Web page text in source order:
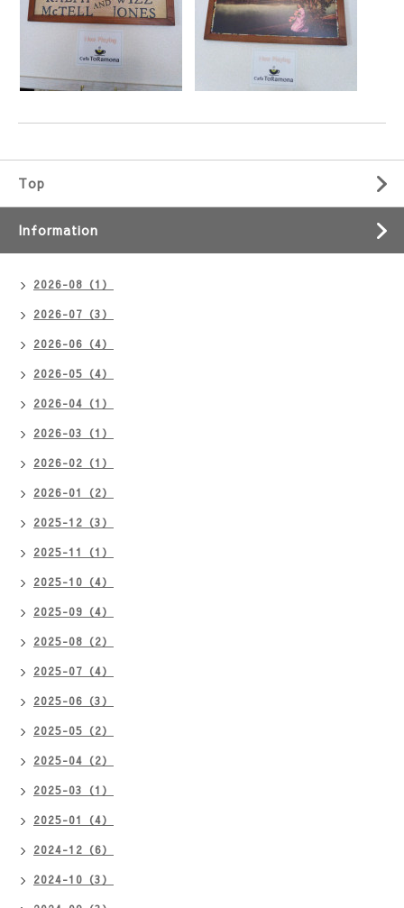
Top
Information
2026-08（1）
2026-07（3）
2026-06（4）
2026-05（4）
2026-04（1）
2026-03（1）
2026-02（1）
2026-01（2）
2025-12（3）
2025-11（1）
2025-10（4）
2025-09（4）
2025-08（2）
2025-07（4）
2025-06（3）
2025-05（2）
2025-04（2）
2025-03（1）
2025-01（4）
2024-12（6）
2024-10（3）